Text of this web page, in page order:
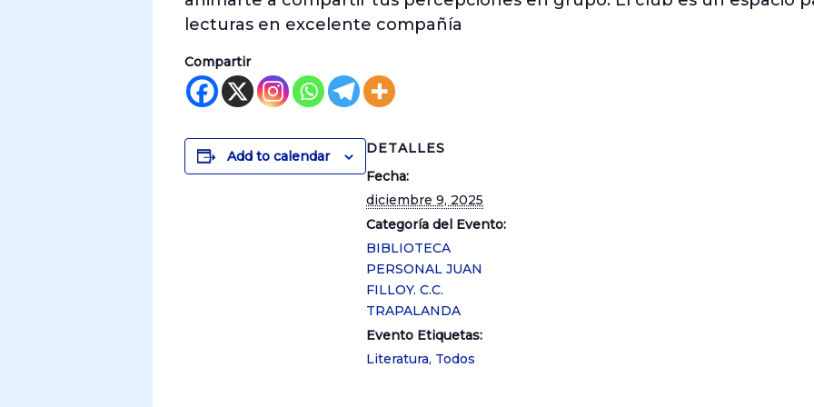
lecturas en excelente compañía
Compartir
Add to calendar
DETALLES
Fecha:
diciembre 9, 2025
Categoría del Evento:
BIBLIOTECA
PERSONAL JUAN
FILLOY. C.C.
TRAPALANDA
Evento Etiquetas:
Literatura, Todos